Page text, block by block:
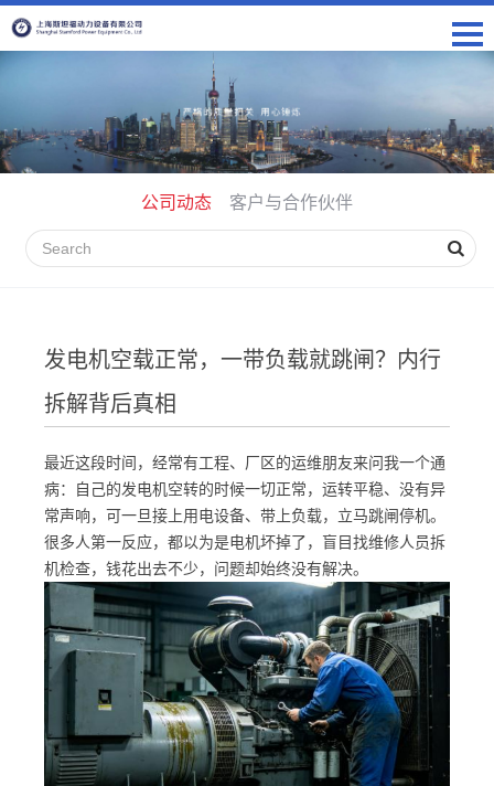
公司动态 客户与合作伙伴
发电机空载正常，一带负载就跳闸？内行
拆解背后真相
最近这段时间，经常有工程、厂区的运维朋友来问我一个通
病：自己的发电机空转的时候一切正常，运转平稳、没有异
常声响，可一旦接上用电设备、带上负载，立马跳闸停机。
很多人第一反应，都以为是电机坏掉了，盲目找维修人员拆
机检查，钱花出去不少，问题却始终没有解决。